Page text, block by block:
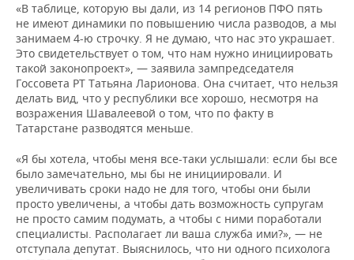
«В таблице, которую вы дали, из 14 регионов ПФО пять
не имеют динамики по повышению числа разводов, а мы
занимаем 4-ю строчку. Я не думаю, что нас это украшает.
Это свидетельствует о том, что нам нужно инициировать
такой законопроект», — заявила зампредседателя
Госсовета РТ Татьяна Ларионова. Она считает, что нельзя
делать вид, что у республики все хорошо, несмотря на
возражения Шавалеевой о том, что по факту в
Татарстане разводятся меньше.
«Я бы хотела, чтобы меня все-таки услышали: если бы все
было замечательно, мы бы не инициировали. И
увеличивать сроки надо не для того, чтобы они были
просто увеличены, а чтобы дать возможность супругам
не просто самим подумать, а чтобы с ними поработали
специалисты. Располагает ли ваша служба ими?», — не
отступала депутат. Выяснилось, что ни одного психолога